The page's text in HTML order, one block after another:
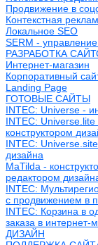
Продвижение в
Контекстная
Локальное SEO
SERM -
РАЗРАБОТКА
Интернет-магазин
Корпоративный
Landing Page
ГОТОВЫЕ САЙТЫ
INTEC: Universe -
INTEC: Universe.lite
конструктором
INTEC:
дизайна
MaTilda -
редактором
INTEC:
с продвижением в
INTEC: Корзина в
заказа в интернет-
ДИЗАЙН